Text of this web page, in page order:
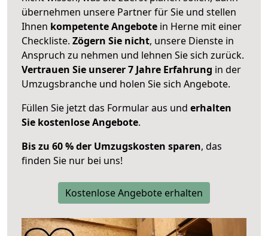
übernehmen unsere Partner für Sie und stellen
Ihnen kompetente Angebote in Herne mit einer
Checkliste. Zögern Sie nicht, unsere Dienste in
Anspruch zu nehmen und lehnen Sie sich zurück.
Vertrauen Sie unserer 7 Jahre Erfahrung in der
Umzugsbranche und holen Sie sich Angebote.
Füllen Sie jetzt das Formular aus und erhalten
Sie kostenlose Angebote.
Bis zu 60 % der Umzugskosten sparen, das
finden Sie nur bei uns!
Kostenlose Angebote erhalten